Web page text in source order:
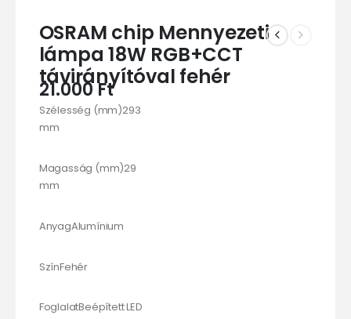
OSRAM chip Mennyezeti
lámpa 18W RGB+CCT
távirányítóval fehér
21.000Ft
Szélesség (mm)293
mm
Magasság (mm)29
mm
AnyagAlumínium
SzínFehér
FoglalatBeépített LED